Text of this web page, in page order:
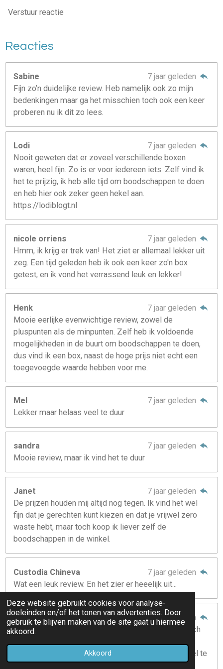
Deze website gebruikt cookies voor analyse-
doeleinden en/of het tonen van advertenties. Door
gebruik te blijven maken van de site gaat u hiermee
akkoord.
Akkoord
Verstuur reactie
Reacties
Sabine
7 jaar geleden
Fijn zo’n duidelijke review. Heb namelijk ook zo mijn
bedenkingen maar ga het misschien toch ook een keer
proberen nu ik dit zo lees.
Lodi
7 jaar geleden
Nooit geweten dat er zoveel verschillende boxen
waren, heel fijn. Zo is er voor iedereen iets. Zelf vind ik
het te prijzig, ik heb alle tijd om boodschappen te doen
en heb hier ook zeker geen hekel aan.
https://lodiblogt.nl
nicole orriens
7 jaar geleden
Hmm, ik krijg er trek van! Het ziet er allemaal lekker uit
zeg. Een tijd geleden heb ik ook een keer zo'n box
getest, en ik vond het verrassend leuk en lekker!
Henk
7 jaar geleden
Mooie eerlijke evenwichtige review, zowel de
pluspunten als de minpunten. Zelf heb ik voldoende
mogelijkheden in de buurt om boodschappen te doen,
dus vind ik een box, naast de hoge prijs niet echt een
toegevoegde waarde hebben voor me.
Mel
7 jaar geleden
Lekker maar helaas veel te duur
sandra
7 jaar geleden
Mooie review, maar ik vind het te duur
Janet
7 jaar geleden
De prijzen houden mij altijd nog tegen. Ik vind het wel
fijn dat je gerechten kunt kiezen en dat je vrijwel zero
waste hebt, maar toch koop ik liever zelf de
boodschappen in de winkel.
Custodia Chineva
7 jaar geleden
Wat een leuk review. En het zier er heeelijk uit...
Wanda
7 jaar geleden
Ik heb ooit ook eens een box van hun besteld, op zich
gemakkelijke eters zijn. Maar qua prijs vind ik het wel te
duur worden om zoiets elke week te doen.